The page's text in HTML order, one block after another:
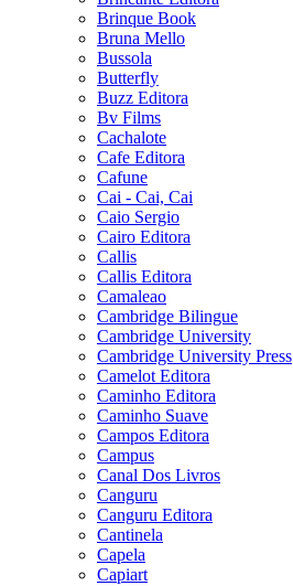
Brinque Book
Bruna Mello
Bussola
Butterfly
Buzz Editora
Bv Films
Cachalote
Cafe Editora
Cafune
Cai - Cai, Cai
Caio Sergio
Cairo Editora
Callis
Callis Editora
Camaleao
Cambridge Bilingue
Cambridge University
Cambridge University Press
Camelot Editora
Caminho Editora
Caminho Suave
Campos Editora
Campus
Canal Dos Livros
Canguru
Canguru Editora
Cantinela
Capela
Capiart